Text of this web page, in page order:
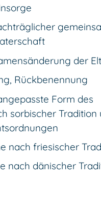
der
Rückbenennung
Form des
sorbischer Tradition
nach friesischer
nach dänischer